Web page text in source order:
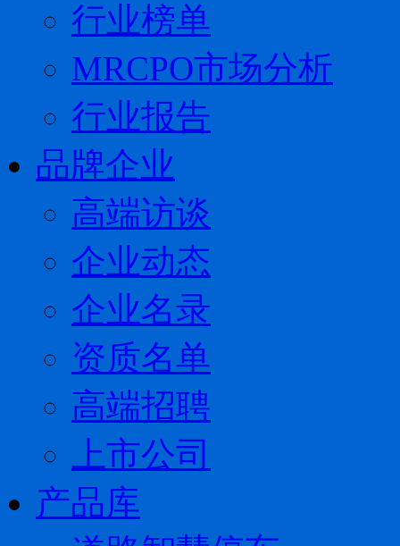
行业榜单
MRCPO市场分析
行业报告
品牌企业
高端访谈
企业动态
企业名录
资质名单
高端招聘
上市公司
产品库